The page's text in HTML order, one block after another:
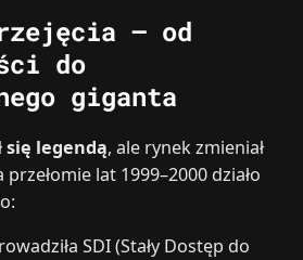
– od
do
giganta
się legendą, ale rynek zmieniał
lat 1999–2000 działo
SDI (Stały Dostęp do